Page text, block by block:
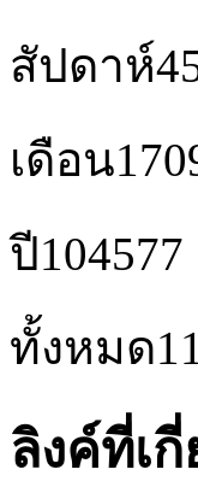
สัปดาห์
เดือน
ปี104577
ทั้งหมด
ลิงค์ที่เ